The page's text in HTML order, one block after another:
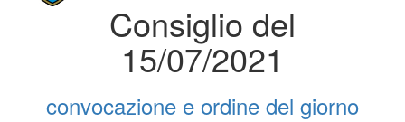
Consiglio del
15/07/2021
convocazione e ordine del giorno